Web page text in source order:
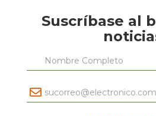
Suscríbase al